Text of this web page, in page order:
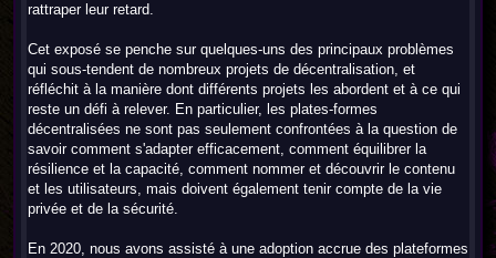
rattraper leur retard.
Cet exposé se penche sur quelques-uns des principaux problèmes
qui sous-tendent de nombreux projets de décentralisation, et
réfléchit à la manière dont différents projets les abordent et à ce qui
reste un défi à relever. En particulier, les plates-formes
décentralisées ne sont pas seulement confrontées à la question de
savoir comment s'adapter efficacement, comment équilibrer la
résilience et la capacité, comment nommer et découvrir le contenu
et les utilisateurs, mais doivent également tenir compte de la vie
privée et de la sécurité.
En 2020, nous avons assisté à une adoption accrue des plateformes